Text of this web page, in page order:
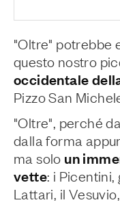
"Oltre" potrebbe
questo nostro
occidentale
Pizzo San
"Oltre", perché
dalla forma
ma solo un
vette: i Picentini,
Lattari, il